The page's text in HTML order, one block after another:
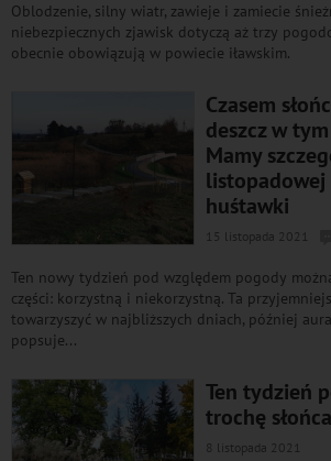
Oblodzenie, silny wiatr, zawieje i zamiecie
niebezpiecznych zjawisk dotyczą aż trzy
obecnie obowiązują w powiecie iławskim.
Czasem
deszcz w
Mamy
huśtawki
15 listopada 2021
Ten nowy tydzień pod względem pogody
części: korzystną i niekorzystną. Ta
towarzyszyć w najbliższych dniach, później
popsuje...
Ten tydzień
trochę słońca
8 listopada 2021